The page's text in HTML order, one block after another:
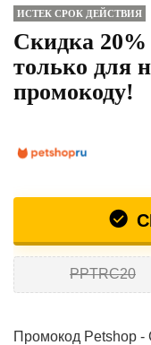
ИСТЕК СРОК ДЕЙСТВИЯ
Скидка
только для
промокоду!
PPTRC20
Промокод Petshop -